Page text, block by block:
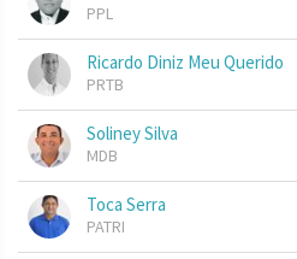
PPL
Ricardo Diniz Meu Querido
PRTB
Soliney Silva
MDB
Toca Serra
PATRI